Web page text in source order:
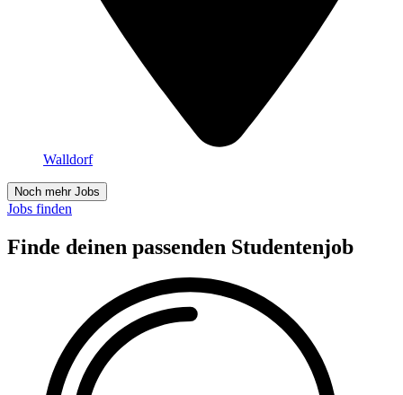
Walldorf
Noch mehr Jobs
Jobs finden
Finde deinen passenden Studentenjob